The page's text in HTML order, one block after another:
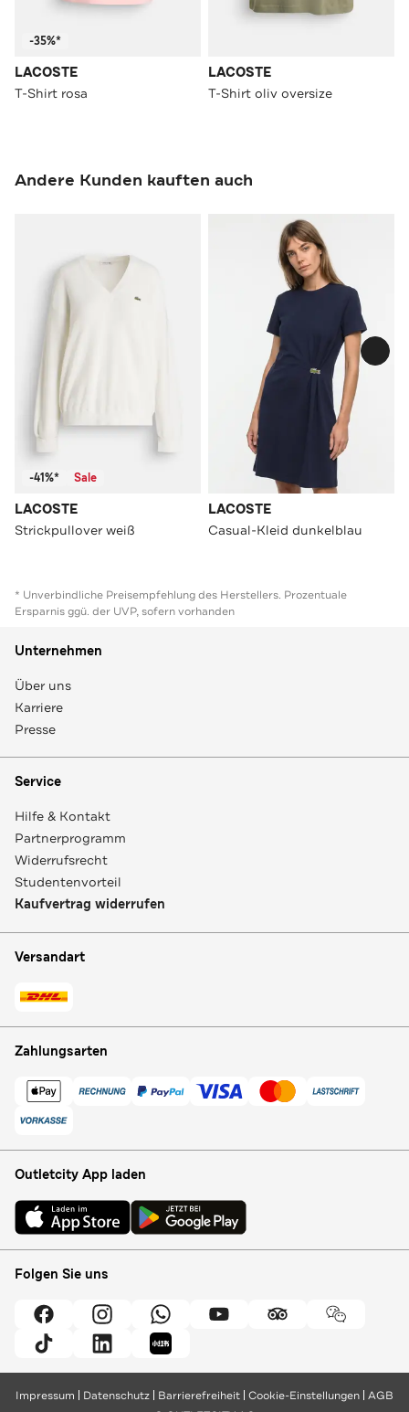
-35%*
LACOSTE
T-Shirt rosa
LACOSTE
T-Shirt oliv oversize
Andere Kunden kauften auch
-41%* Sale
LACOSTE
Strickpullover weiß
LACOSTE
Casual-Kleid dunkelblau
* Unverbindliche Preisempfehlung des Herstellers. Prozentuale
Ersparnis ggü. der UVP, sofern vorhanden
Unternehmen
Über uns
Karriere
Presse
Service
Hilfe & Kontakt
Partnerprogramm
Widerrufsrecht
Studentenvorteil
Kaufvertrag widerrufen
Versandart
Zahlungsarten
Outletcity App laden
Folgen Sie uns
Impressum Datenschutz Barrierefreiheit Cookie-Einstellungen AGB